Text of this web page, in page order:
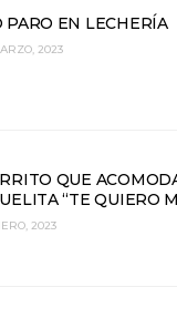
PARO EN LECHERÍA
2023
QUE
“TE QUIERO
2023